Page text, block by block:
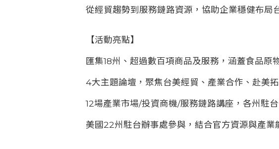
從經貿趨勢到服務鏈路資源，協助企業穩健布局
【活動亮點】
匯集18州、超過數百項商品及服務，涵蓋食品
4大主題論壇，聚焦台美經貿、產業合作、赴美
12場產業市場/投資商機/服務鏈路講座，各州駐
美國22州駐台辦事處參與，結合官方資源與產